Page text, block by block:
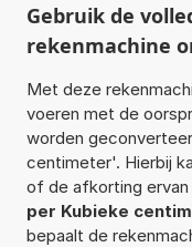
Gebruik de
rekenmachine
Met deze
voeren met de
worden
centimeter'. Hierbij
of de afkorting
per Kubieke
bepaalt de